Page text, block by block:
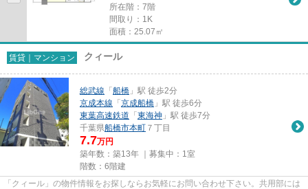
所在階：7階
間取り：1K
面積：25.07㎡
賃貸｜マンション クィール
総武線 「 船橋 」駅 徒歩2分
京成本線 「 京成船橋 」駅 徒歩6分
東葉高速鉄道 「 東海神 」駅 徒歩7分
千葉県船橋市本町 ７丁目
7.7万円
築年数：築13年 ｜募集中： 1室
階数：6階建
「クィール」の物件情報をお探しならお気軽にお問い合わせ下さい。共用部には